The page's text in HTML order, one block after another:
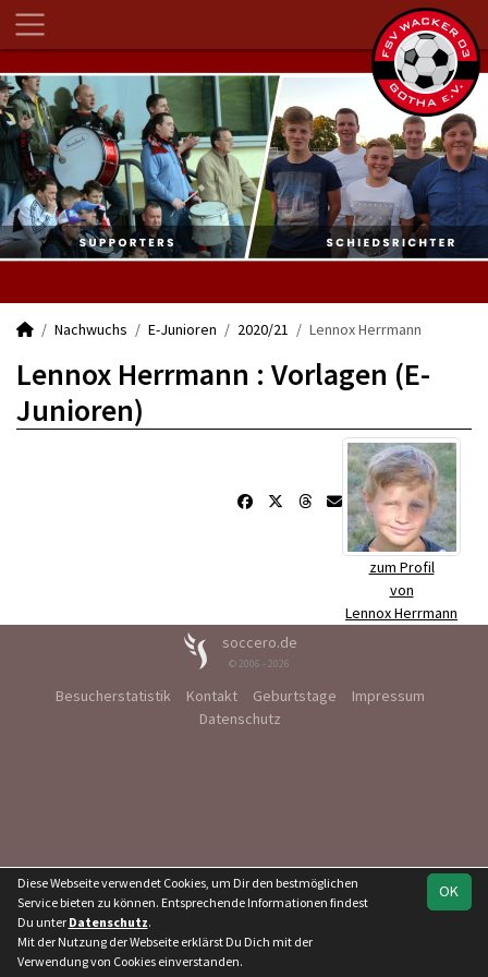
Nachwuchs E-Junioren 2020/21 Lennox Herrmann
Lennox Herrmann : Vorlagen (E-
Junioren)
zum Profil
von
Lennox Herrmann
soccero.de
© 2006 - 2026
Besucherstatistik Kontakt Geburtstage
Impressum
Datenschutz
OK
Diese Webseite verwendet Cookies, um Dir den bestmöglichen
Service bieten zu können. Entsprechende Informationen findest
Du unter Datenschutz.
Mit der Nutzung der Webseite erklärst Du Dich mit der
Verwendung von Cookies einverstanden.